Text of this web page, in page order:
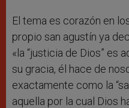
El tema es corazón en
propio san agustín ya
«la “justicia de Dios” es
su gracia, él hace de
exactamente como la
aquella por la cual Dios